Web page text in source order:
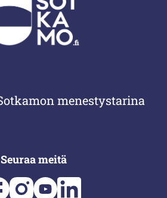
menestystarina
Seuraa meitä